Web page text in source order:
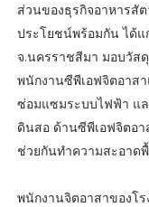
ส่วนของธุรกิจอาหารสั
ประโยชน์พร้อมกัน ได้แ
จ.นครราชสีมา มอบวัส
พนักงานซีพีเอฟจิตอาส
ซ่อมแซมระบบไฟฟ้า แ
ดินสอ ด้านซีพีเอฟจิตอา
ช่วยกันทำความสะอาด
พนักงานจิตอาสาของโ